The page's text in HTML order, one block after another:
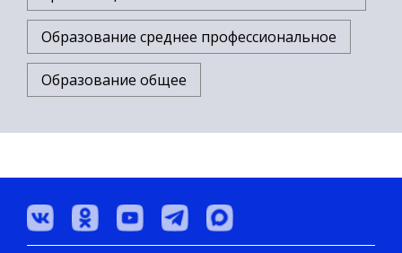
Образование среднее профессиональное
Образование общее